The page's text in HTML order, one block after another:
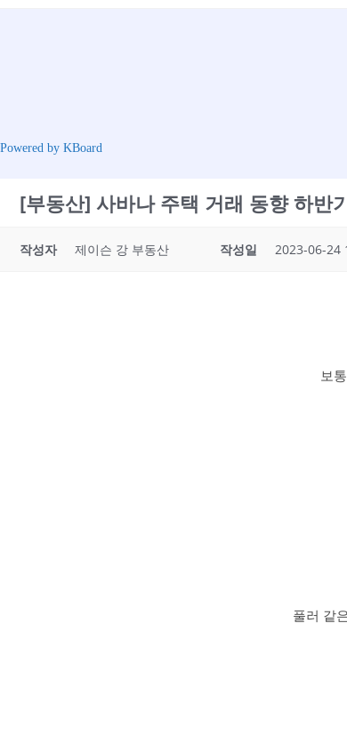
Powered by KBoard
[부동산] 사바나 주택 거래 동향 하반
작성자 제이슨 강 부동산 작성일 2023-06-24
보
풀러 같